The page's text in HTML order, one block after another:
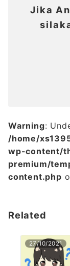
Jika
Warning:
/home/
wp-content/
premium/
content.php
Related
27/10/2021